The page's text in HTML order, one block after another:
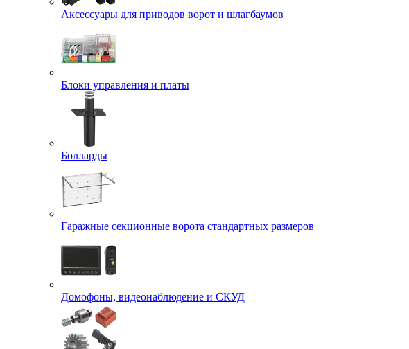
Аксессуары для приводов ворот и шлагбаумов
Блоки управления и платы
Болларды
Гаражные секционные ворота стандартных размеров
Домофоны, видеонаблюдение и СКУД